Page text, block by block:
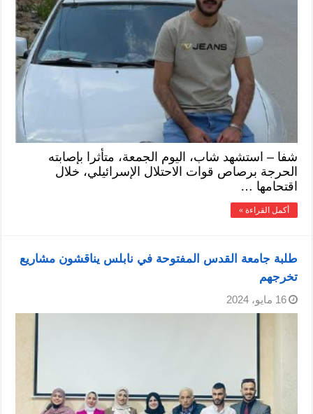
شفا – استشهد شاب، اليوم الجمعة، متأثرا بإصابته
الحرجة برصاص قوات الاحتلال الإسرائيلي، خلال
اقتحامها …
أكمل القراءة »
طلبة جامعة القدس المفتوحة في نابلس يناقشون مشاريع
تخرجهم
16 مايو، 2024